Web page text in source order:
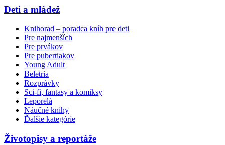
Deti a mládež
Knihorad – poradca kníh pre deti
Pre najmenších
Pre prvákov
Pre pubertiakov
Young Adult
Beletria
Rozprávky
Sci-fi, fantasy a komiksy
Leporelá
Náučné knihy
Ďalšie kategórie
Životopisy a reportáže